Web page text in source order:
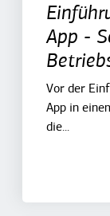
App -
Vor der
App in
die...